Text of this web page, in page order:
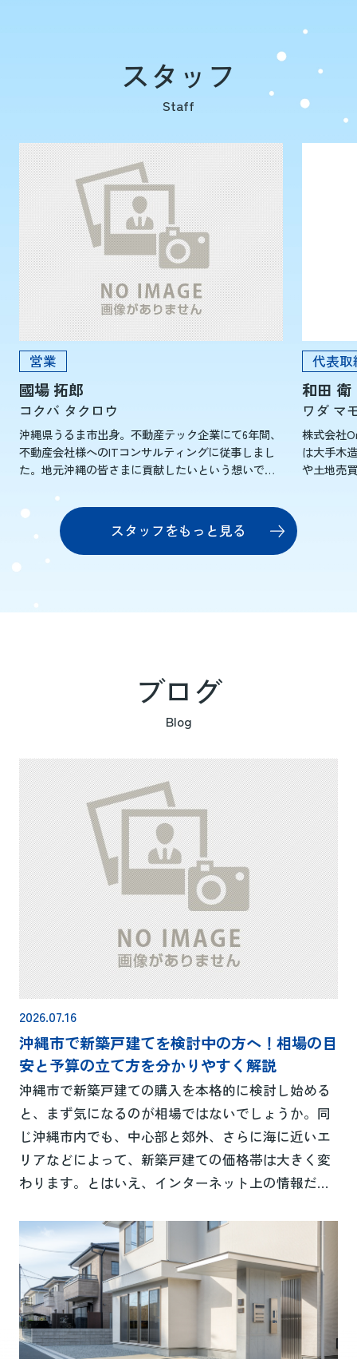
スタッフ
Staff
営業
國場 拓郎
コクバ タクロウ
沖縄県うるま市出身。不動産テック企業にて6年間、
不動産会社様へのITコンサルティングに従事しまし
た。地元沖縄の皆さまに貢献したいという想いで
大切に、...
代表取
和田 衛
ワダ マ
株式会社
は大手木
や土地売
スタッフをもっと見る
ブログ
Blog
2026.07.16
沖縄市で新築戸建てを検討中の方へ！相場の目
安と予算の立て方を分かりやすく解説
沖縄市で新築戸建ての購入を本格的に検討し始める
と、まず気になるのが相場ではないでしょうか。同
じ沖縄市内でも、中心部と郊外、さらに海に近いエ
リアなどによって、新築戸建ての価格帯は大きく変
わります。とはいえ、インターネット上の情報だけ
のか、なかなかイメージしにくいものです。そこで
本記事では、沖縄市の新築戸建て相場の目安から、
エリア別の特徴、総予算の考え方、さらに相場より
お得に購入するためのポイントまで、順を追ってわ
かりやすく整理していきます。これから新築戸建て
を探し始める方はもちろん、すでに情報収集を進め